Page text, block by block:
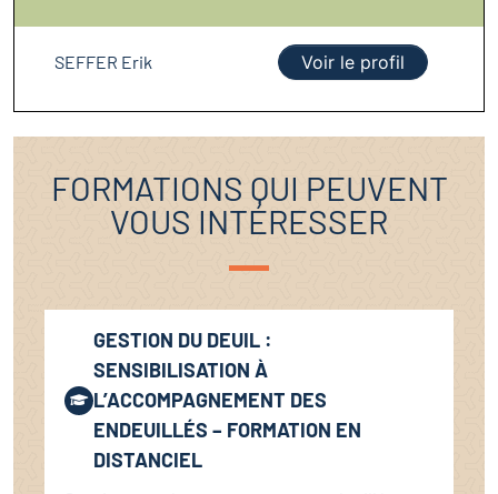
SEFFER Erik Voir le profil
FORMATIONS QUI PEUVENT
VOUS INTÉRESSER
GESTION DU DEUIL :
SENSIBILISATION À
L’ACCOMPAGNEMENT DES
ENDEUILLÉS – FORMATION EN
DISTANCIEL